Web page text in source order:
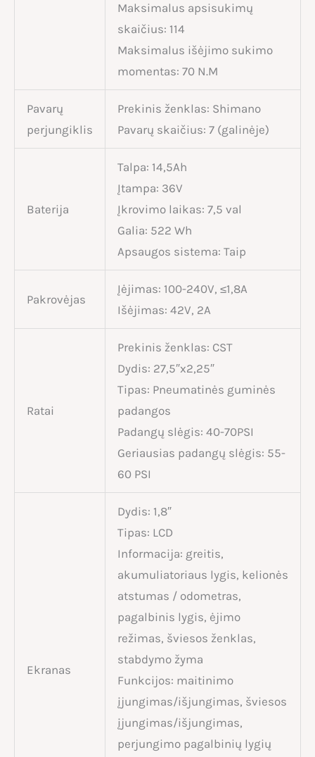
Maksimalus apsisukimų
skaičius: 114
Maksimalus išėjimo sukimo
momentas: 70 N.M
Pavarų
perjungiklis
Prekinis ženklas: Shimano
Pavarų skaičius: 7 (galinėje)
Baterija
Talpa: 14,5Ah
Įtampa: 36V
Įkrovimo laikas: 7,5 val
Galia: 522 Wh
Apsaugos sistema: Taip
Pakrovėjas
Įėjimas: 100-240V, ≤1,8A
Išėjimas: 42V, 2A
Ratai
Prekinis ženklas: CST
Dydis: 27,5″x2,25″
Tipas: Pneumatinės guminės
padangos
Padangų slėgis: 40-70PSI
Geriausias padangų slėgis: 55-
60 PSI
Ekranas
Dydis: 1,8″
Tipas: LCD
Informacija: greitis,
akumuliatoriaus lygis, kelionės
atstumas / odometras,
pagalbinis lygis, ėjimo
režimas, šviesos ženklas,
stabdymo žyma
Funkcijos: maitinimo
įjungimas/išjungimas, šviesos
įjungimas/išjungimas,
perjungimo pagalbinių lygių